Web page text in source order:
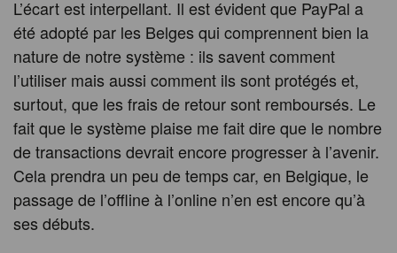
L’écart est interpellant. Il est évident que PayPal a
été adopté par les Belges qui comprennent bien la
nature de notre système : ils savent comment
l’utiliser mais aussi comment ils sont protégés et,
surtout, que les frais de retour sont remboursés. Le
fait que le système plaise me fait dire que le nombre
de transactions devrait encore progresser à l’avenir.
Cela prendra un peu de temps car, en Belgique, le
passage de l’offline à l’online n’en est encore qu’à
ses débuts.